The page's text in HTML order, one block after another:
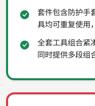
套件包含防护手
具均可重复使用
全套工具组合紧
同时提供多段组